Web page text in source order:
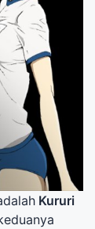
Kururi